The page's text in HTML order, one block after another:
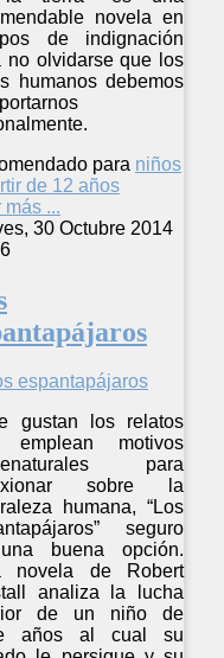
novela en
de indignación
no olvidarse que los
humanos debemos
para niños
de 12 años
más ...
30 Octubre 2014
gustan los relatos
emplean motivos
para
sobre la
humana, “Los
seguro
buena opción.
novela de Robert
analiza la lucha
de un niño de
años al cual su